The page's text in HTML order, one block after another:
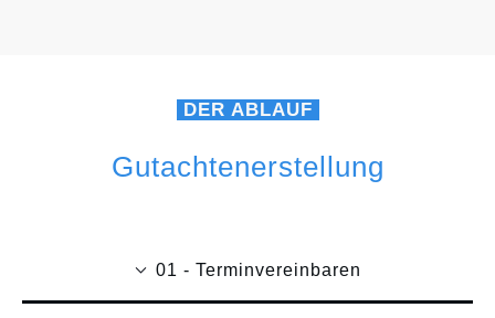
DER ABLAUF
Gutachtenerstellung
01 - Terminvereinbaren